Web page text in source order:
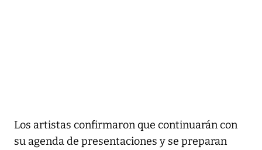
Los artistas confirmaron que continuarán con
su agenda de presentaciones y se preparan